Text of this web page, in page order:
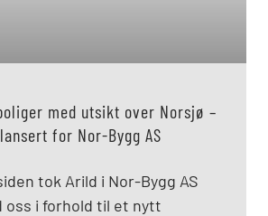
med utsikt over Norsjø –
for Nor-Bygg AS
tok Arild i Nor-Bygg AS
oss i forhold til et nytt